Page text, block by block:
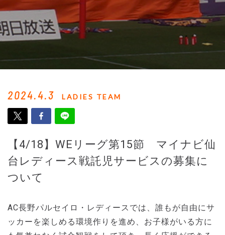
2024.4.3 LADIES TEAM
【4/18】WEリーグ第15節 マイナビ仙
台レディース戦託児サービスの募集に
ついて
AC長野パルセイロ・レディースでは、誰もが自由にサ
ッカーを楽しめる環境作りを進め、お子様がいる方に